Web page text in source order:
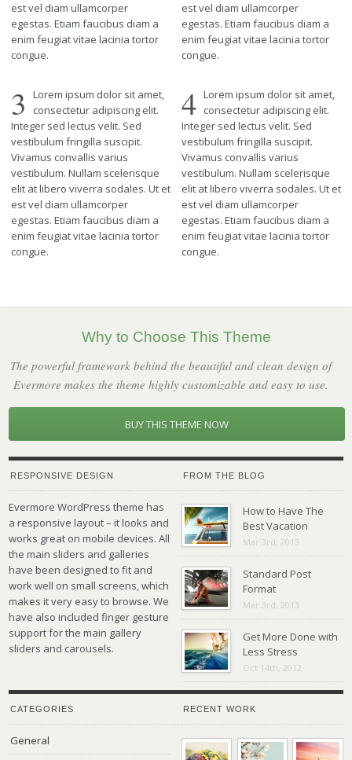
est vel diam ullamcorper
egestas. Etiam faucibus diam a
enim feugiat vitae lacinia tortor
congue.
est vel diam ullamcorper
egestas. Etiam faucibus diam a
enim feugiat vitae lacinia tortor
congue.
3
Lorem ipsum dolor sit amet,
consectetur adipiscing elit.
Integer sed lectus velit. Sed
vestibulum fringilla suscipit.
Vivamus convallis varius
vestibulum. Nullam scelerisque
elit at libero viverra sodales. Ut et
est vel diam ullamcorper
egestas. Etiam faucibus diam a
enim feugiat vitae lacinia tortor
congue.
4 Lorem ipsum dolor sit amet,
consectetur adipiscing elit.
Integer sed lectus velit. Sed
vestibulum fringilla suscipit.
Vivamus convallis varius
vestibulum. Nullam scelerisque
elit at libero viverra sodales. Ut et
est vel diam ullamcorper
egestas. Etiam faucibus diam a
enim feugiat vitae lacinia tortor
congue.
Why to Choose This Theme
The powerful framework behind the beautiful and clean design of
Evermore makes the theme highly customizable and easy to use.
BUY THIS THEME NOW
RESPONSIVE DESIGN
Evermore WordPress theme has
a responsive layout – it looks and
works great on mobile devices. All
the main sliders and galleries
have been designed to fit and
work well on small screens, which
makes it very easy to browse. We
have also included finger gesture
support for the main gallery
sliders and carousels.
FROM THE BLOG
How to Have The
Best Vacation
Mar 3rd, 2013
Standard Post
Format
Mar 3rd, 2013
Get More Done with
Less Stress
Oct 14th, 2012
CATEGORIES
General
RECENT WORK